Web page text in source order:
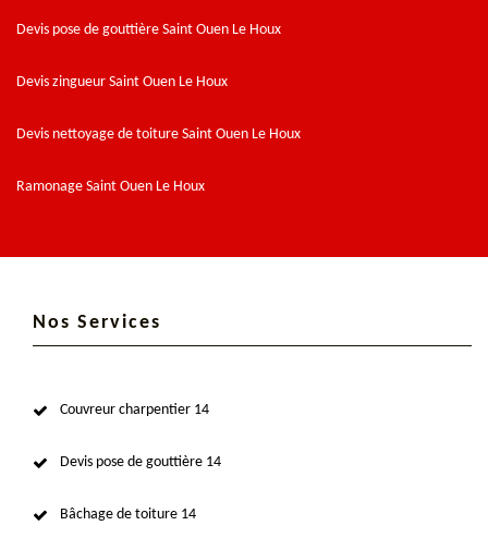
Devis pose de gouttière Saint Ouen Le Houx
Devis zingueur Saint Ouen Le Houx
Devis nettoyage de toiture Saint Ouen Le Houx
Ramonage Saint Ouen Le Houx
Nos Services
Couvreur charpentier 14
Devis pose de gouttière 14
Bâchage de toiture 14